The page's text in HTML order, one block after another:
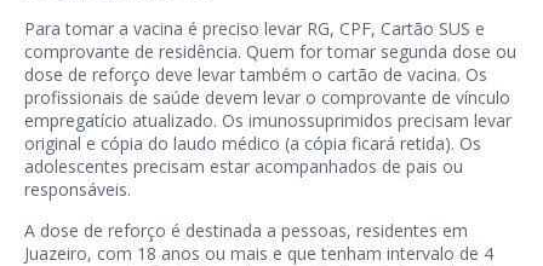
Para tomar a vacina é preciso levar RG, CPF, Cartão SUS e
comprovante de residência. Quem for tomar segunda dose ou
dose de reforço deve levar também o cartão de vacina. Os
profissionais de saúde devem levar o comprovante de vínculo
empregatício atualizado. Os imunossuprimidos precisam levar
original e cópia do laudo médico (a cópia ficará retida). Os
adolescentes precisam estar acompanhados de pais ou
responsáveis.
A dose de reforço é destinada a pessoas, residentes em
Juazeiro, com 18 anos ou mais e que tenham intervalo de 4